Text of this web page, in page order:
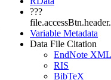
???
Variable Metadata
Data File Citation
EndNote XML
RIS
BibTeX